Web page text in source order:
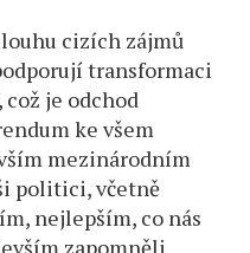
cizích zájmů
transformaci
je odchod
ke všem
mezinárodním
politici, včetně
nejlepším, co nás
zapomněli